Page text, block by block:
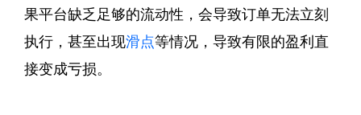
果平台缺乏足够的流动性，会导致订单无法立刻
执行，甚至出现滑点等情况，导致有限的盈利直
接变成亏损。